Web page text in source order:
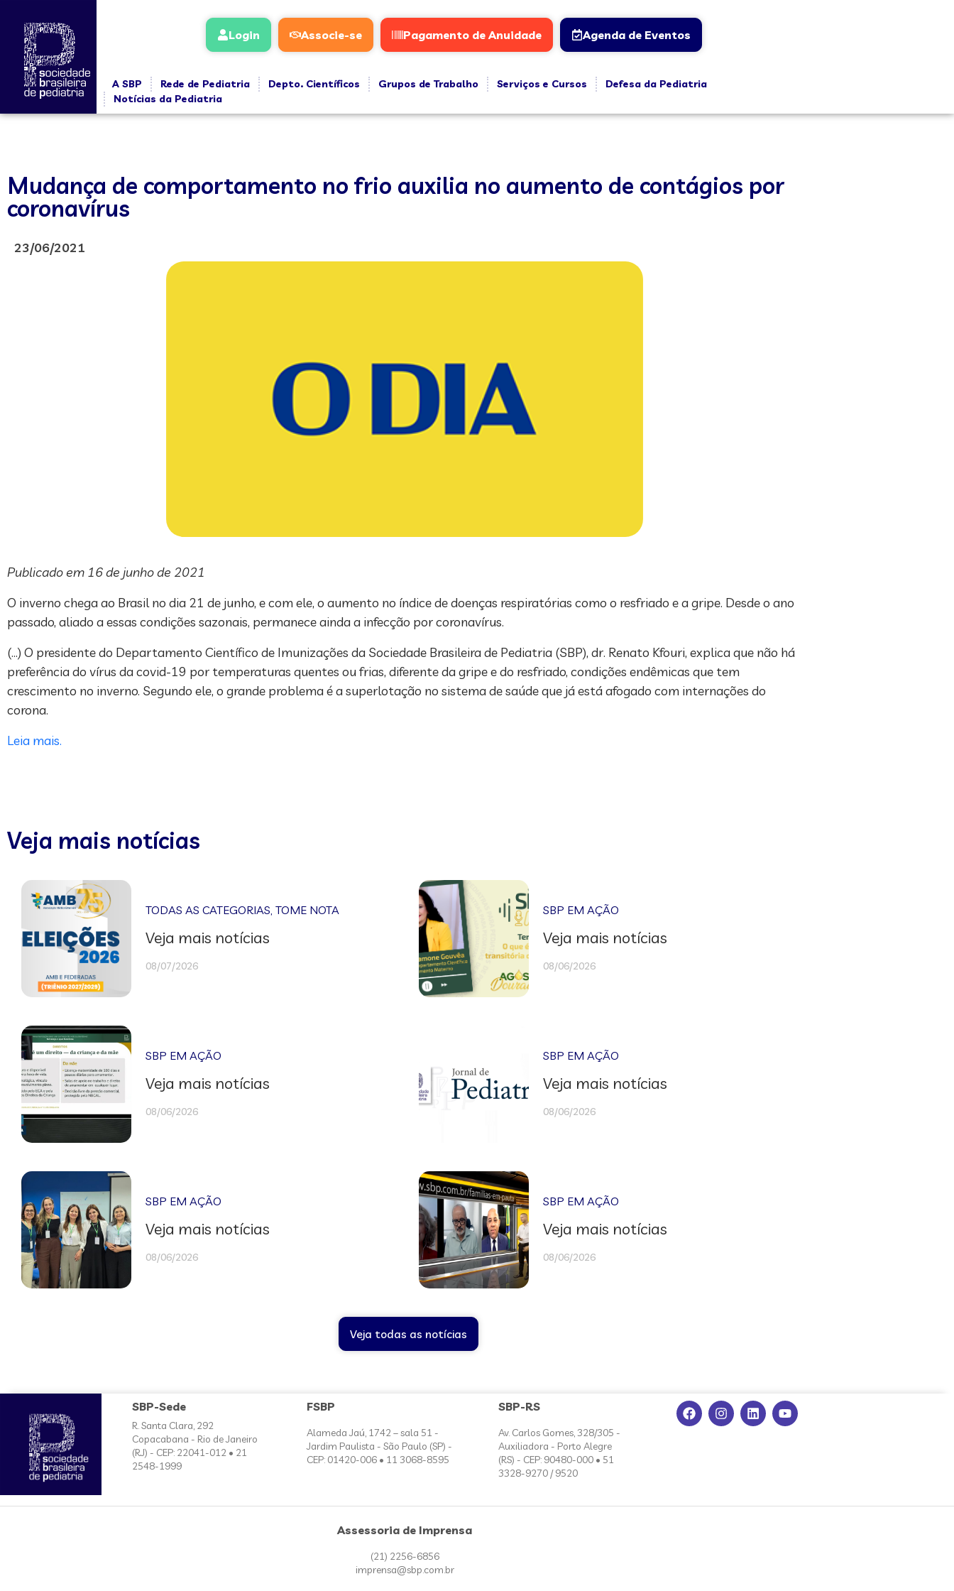
Login Associe-se Pagamento de Anuidade Agenda de Eventos
A SBP Rede de Pediatria Depto. Científicos Grupos de Trabalho Serviços e Cursos
Defesa da Pediatria
Notícias da Pediatria
Mudança de comportamento no frio auxilia no aumento de contágios por
coronavírus
23/06/2021
Publicado em 16 de junho de 2021
O inverno chega ao Brasil no dia 21 de junho, e com ele, o aumento no índice de doenças respiratórias como o resfriado e a gripe. Desde o ano
passado, aliado a essas condições sazonais, permanece ainda a infecção por coronavírus.
(…) O presidente do Departamento Científico de Imunizações da Sociedade Brasileira de Pediatria (SBP), dr. Renato Kfouri, explica que não há
preferência do vírus da covid-19 por temperaturas quentes ou frias, diferente da gripe e do resfriado, condições endêmicas que tem
crescimento no inverno. Segundo ele, o grande problema é a superlotação no sistema de saúde que já está afogado com internações do
corona.
Leia mais.
Veja mais notícias
TODAS AS CATEGORIAS,TOME NOTA
Veja mais notícias
08/07/2026
SBP EM AÇÃO
Veja mais notícias
08/06/2026
SBP EM AÇÃO
Veja mais notícias
08/06/2026
SBP EM AÇÃO
Veja mais notícias
08/06/2026
SBP EM AÇÃO
Veja mais notícias
08/06/2026
SBP EM AÇÃO
Veja mais notícias
08/06/2026
Veja todas as notícias
SBP-Sede
R. Santa Clara, 292
Copacabana - Rio de Janeiro
(RJ) - CEP: 22041-012 • 21
2548-1999
FSBP
Alameda Jaú, 1742 – sala 51 -
Jardim Paulista - São Paulo (SP) -
CEP: 01420-006 • 11 3068-8595
SBP-RS
Av. Carlos Gomes, 328/305 -
Auxiliadora - Porto Alegre
(RS) - CEP: 90480-000 • 51
3328-9270 / 9520
Assessoria de Imprensa
(21) 2256-6856
imprensa@sbp.com.br